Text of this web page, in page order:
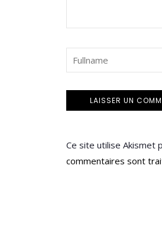
Ce site utilise Akismet
commentaires sont